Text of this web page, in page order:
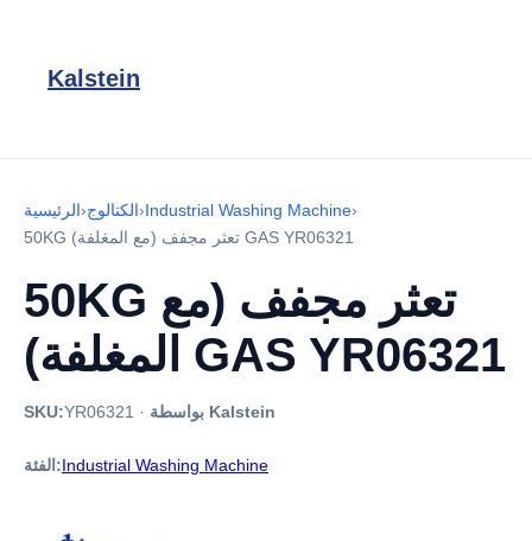
Kalstein
الرئيسية›الكتالوج›Industrial Washing Machine›
50KG تعثر مجفف (مع المغلفة) GAS YR06321
50KG تعثر مجفف (مع
المغلفة) GAS YR06321
SKU:YR06321 · بواسطة Kalstein
الفئة:Industrial Washing Machine